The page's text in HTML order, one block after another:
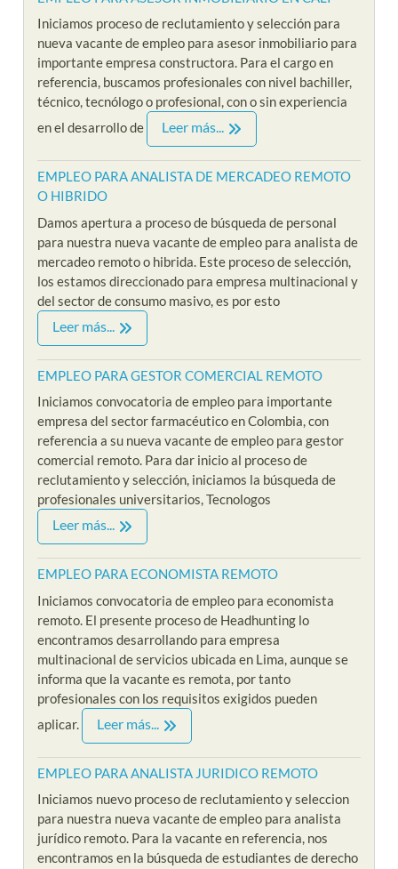
Iniciamos proceso de reclutamiento y selección para
nueva vacante de empleo para asesor inmobiliario para
importante empresa constructora. Para el cargo en
referencia, buscamos profesionales con nivel bachiller,
técnico, tecnólogo o profesional, con o sin experiencia
en el desarrollo de
Leer más...
EMPLEO PARA ANALISTA DE MERCADEO REMOTO
O HIBRIDO
Damos apertura a proceso de búsqueda de personal
para nuestra nueva vacante de empleo para analista de
mercadeo remoto o hibrida. Este proceso de selección,
los estamos direccionado para empresa multinacional y
del sector de consumo masivo, es por esto
Leer más...
EMPLEO PARA GESTOR COMERCIAL REMOTO
Iniciamos convocatoria de empleo para importante
empresa del sector farmacéutico en Colombia, con
referencia a su nueva vacante de empleo para gestor
comercial remoto. Para dar inicio al proceso de
reclutamiento y selección, iniciamos la búsqueda de
profesionales universitarios, Tecnologos
Leer más...
EMPLEO PARA ECONOMISTA REMOTO
Iniciamos convocatoria de empleo para economista
remoto. El presente proceso de Headhunting lo
encontramos desarrollando para empresa
multinacional de servicios ubicada en Lima, aunque se
informa que la vacante es remota, por tanto
profesionales con los requisitos exigidos pueden
aplicar.
Leer más...
EMPLEO PARA ANALISTA JURIDICO REMOTO
Iniciamos nuevo proceso de reclutamiento y seleccion
para nuestra nueva vacante de empleo para analista
jurídico remoto. Para la vacante en referencia, nos
encontramos en la búsqueda de estudiantes de derecho